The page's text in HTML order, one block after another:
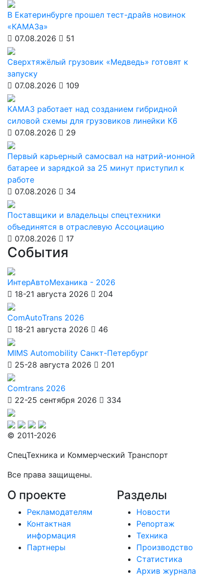
В Екатеринбурге прошел тест-драйв новинок
«КАМАЗа»
07.08.2026
51
Сверхтяжёлый грузовик «Медведь» готовят к
запуску
07.08.2026
109
КАМАЗ работает над созданием гибридной
силовой схемы для грузовиков линейки К6
07.08.2026
29
Первый карьерный самосвал на натрий-ионной
батарее и зарядкой за 25 минут приступил к
работе
07.08.2026
34
Поставщики и владельцы спецтехники
объединятся в отраслевую Ассоциацию
07.08.2026
17
События
ИнтерАвтоМеханика - 2026
18-21 августа 2026
204
ComAutoTrans 2026
18-21 августа 2026
46
MIMS Automobility Санкт-Петербург
25-28 августа 2026
201
Comtrans 2026
22-25 сентября 2026
334
© 2011-2026
СпецТехника и Коммерческий Транспорт
Все права защищены.
О проекте
Рекламодателям
Контактная
информация
Партнеры
Разделы
Новости
Репортаж
Техника
Производство
Статистика
Архив журнала